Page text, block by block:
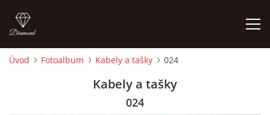
Úvod Fotoalbum Kabely a tašky 024
Kabely a tašky
024